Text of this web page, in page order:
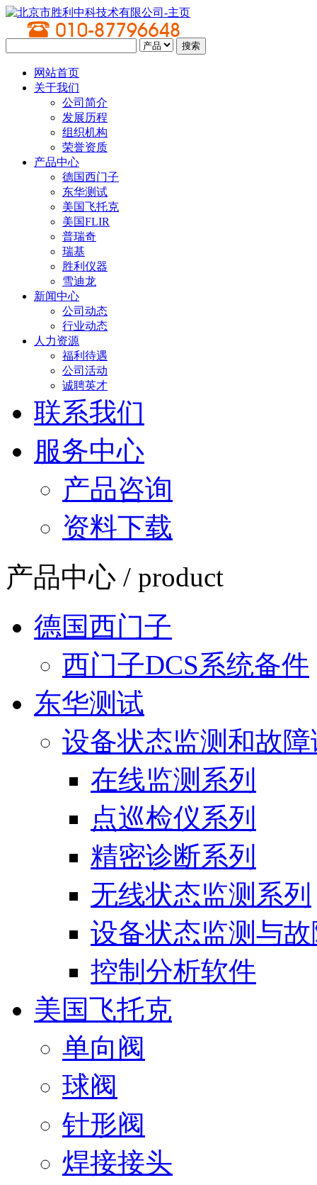
网站首页
关于我们
公司简介
发展历程
组织机构
荣誉资质
产品中心
德国西门子
东华测试
美国飞托克
美国FLIR
普瑞奇
瑞基
胜利仪器
雪迪龙
新闻中心
公司动态
行业动态
人力资源
福利待遇
公司活动
诚聘英才
联系我们
服务中心
产品咨询
资料下载
产品中心 / product
德国西门子
西门子DCS系统备件
东华测试
设备状态监测和故
在线监测系列
点巡检仪系列
精密诊断系列
无线状态监测系列
设备状态监测与
控制分析软件
美国飞托克
单向阀
球阀
针形阀
焊接接头